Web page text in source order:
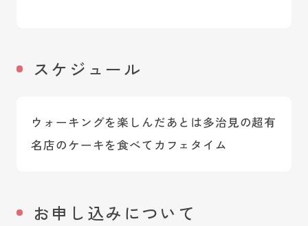
スケジュール
ウォーキングを楽しんだあとは多治見の超有
名店のケーキを食べてカフェタイム
お申し込みについて